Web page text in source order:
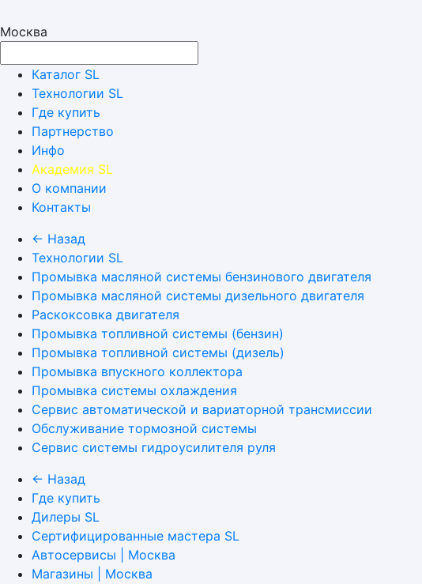
Москва
Каталог SL
Технологии SL
Где купить
Партнерство
Инфо
Академия SL
О компании
Контакты
← Назад
Технологии SL
Промывка масляной системы бензинового двигателя
Промывка масляной системы дизельного двигателя
Раскоксовка двигателя
Промывка топливной системы (бензин)
Промывка топливной системы (дизель)
Промывка впускного коллектора
Промывка системы охлаждения
Сервис автоматической и вариаторной трансмиссии
Обслуживание тормозной системы
Сервис системы гидроусилителя руля
← Назад
Где купить
Дилеры SL
Сертифицированные мастера SL
Автосервисы | Москва
Магазины | Москва